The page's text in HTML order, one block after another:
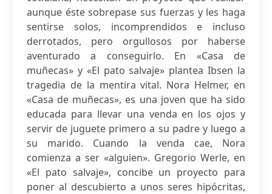
aunque éste sobrepase sus fuerzas y les haga
sentirse solos, incomprendidos e incluso
derrotados, pero orgullosos por haberse
aventurado a conseguirlo. En «Casa de
muñecas» y «El pato salvaje» plantea Ibsen la
tragedia de la mentira vital. Nora Helmer, en
«Casa de muñecas», es una joven que ha sido
educada para llevar una venda en los ojos y
servir de juguete primero a su padre y luego a
su marido. Cuando la venda cae, Nora
comienza a ser «alguien». Gregorio Werle, en
«El pato salvaje», concibe un proyecto para
poner al descubierto a unos seres hipócritas,